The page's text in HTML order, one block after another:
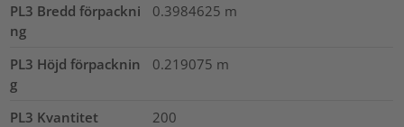
PL3 Bredd förpackni
ng
0.3984625 m
PL3 Höjd förpacknin
g
0.219075 m
PL3 Kvantitet
200